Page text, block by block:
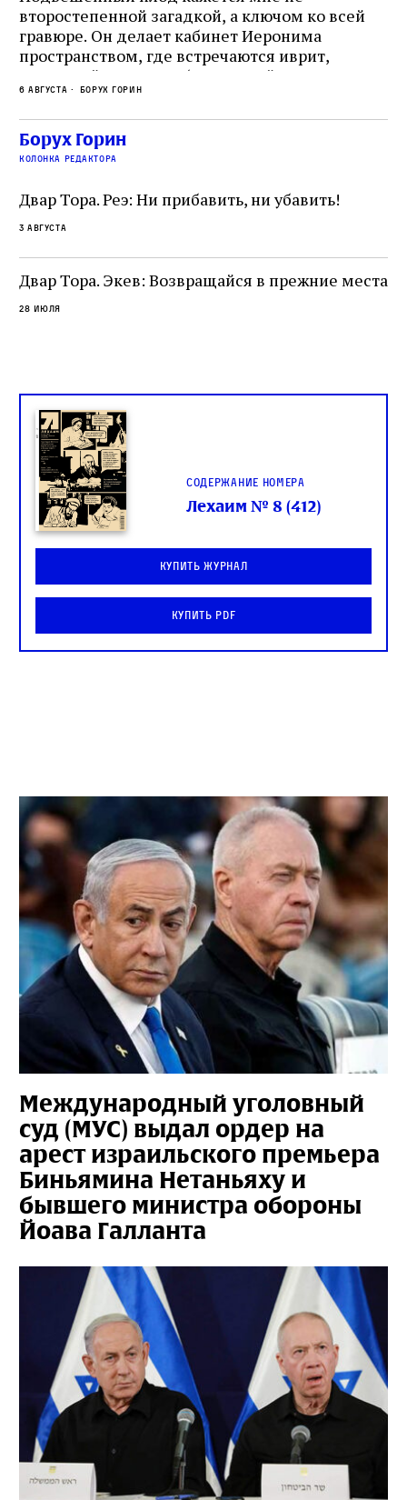
второстепенной загадкой, а ключом ко всей
гравюре. Он делает кабинет Иеронима
пространством, где встречаются иврит,
греческий и латынь; буквальный смысл и
церковная традиция; филологическая
точность и понятность; переводчик,
убеждённый в необходимости исправления, и
читатель, воспринимающий исправление как
не просто покровитель переводчиков,
окружённый книгами. Перед нами человек,
одно решение которого вызвало возмущение
целой общины и стало частью многовекового
спора о том, кому принадлежит последнее
слово в переводе Библии
6 августа Борух Горин
Борух Горин
колонка редактора
Двар Тора. Реэ: Ни прибавить, ни убавить!
3 августа
Двар Тора. Экев: Возвращайся в прежние места
28 июля
Содержание номера
Лехаим № 8 (412)
Купить журнал
Купить PDF
Международный уголовный
суд (МУС) выдал ордер на
арест израильского премьера
Биньямина Нетаньяху и
бывшего министра обороны
Йоава Галланта